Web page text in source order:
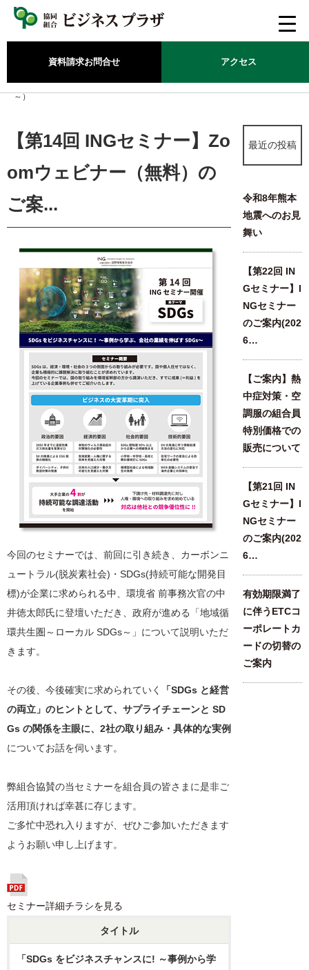
資料請求お問合せ アクセス
新着情報/
【第14回 INGセミナー】Zoomウェビナー（無料）のご案内（9月28日 14時
～）
【第14回 INGセミナー】Zo
omウェビナー（無料）の
ご案...
今回のセミナーでは、前回に引き続き、カーボンニ
ュートラル(脱炭素社会)・SDGs(持続可能な開発目
標)が企業に求められる中、環境省 前事務次官の中
井徳太郎氏に登壇いただき、政府が進める「地域循
環共生圏～ローカル SDGs～」について説明いただ
きます。
その後、今後確実に求められていく
「SDGs と経営
の両立」のヒントとして、サプライチェーンと SD
Gs の関係を主眼に、2社の取り組み・具体的な実例
についてお話を伺います。
弊組合協賛の当セミナーを組合員の皆さまに是非ご
活用頂ければ幸甚に存じます。
ご多忙中恐れ入りますが、ぜひご参加いただきます
ようお願い申し上げます。
セミナー詳細チラシを見る
タイトル
「SDGs をビジネスチャンスに! ～事例から学
最近の投稿
令和8年熊本
地震へのお見
舞い
【第22回 IN
Gセミナー】I
NGセミナー
のご案内(202
6…
【ご案内】熱
中症対策・空
調服の組合員
特別価格での
販売について
【第21回 IN
Gセミナー】I
NGセミナー
のご案内(202
6…
有効期限満了
に伴うETCコ
ーポレートカ
ードの切替の
ご案内